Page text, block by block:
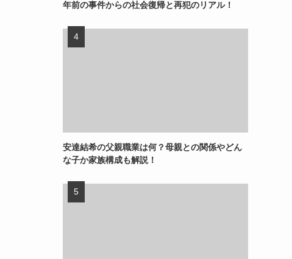
年前の事件からの社会復帰と再犯のリアル！
安達結希の父親職業は何？母親との関係やどん
な子か家族構成も解説！